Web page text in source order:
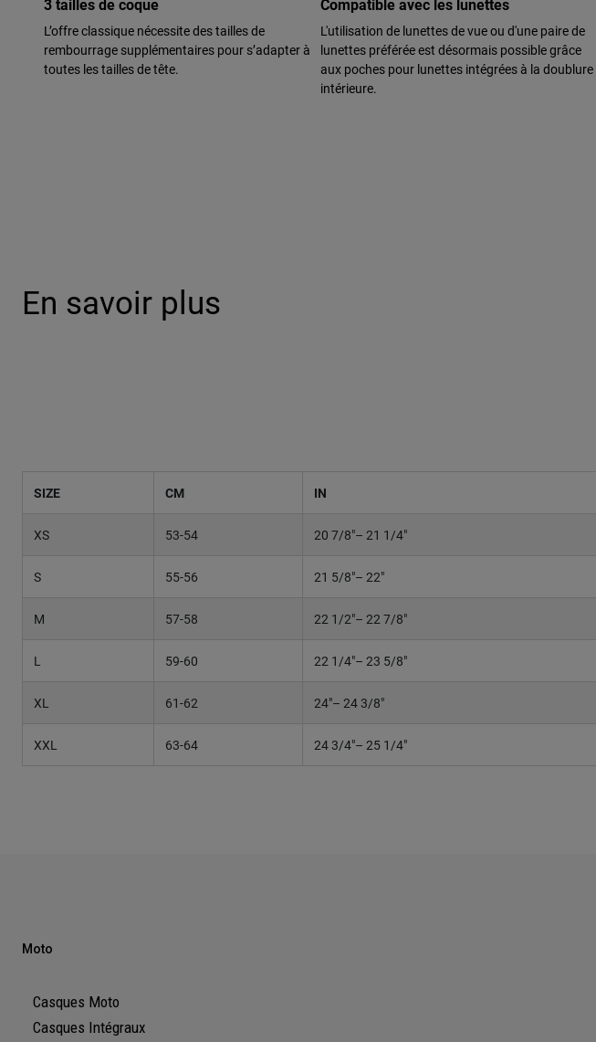
L’offre classique nécessite des tailles de
rembourrage supplémentaires pour s’adapter à
toutes les tailles de tête.
L'utilisation de lunettes de vue ou d'une paire de
lunettes préférée est désormais possible grâce
aux poches pour lunettes intégrées à la doublure
intérieure.
En savoir plus
SIZE CM IN
XS 53-54 20 7/8"– 21 1/4"
S 55-56 21 5/8"– 22"
M 57-58 22 1/2"– 22 7/8"
L 59-60 22 1/4"– 23 5/8"
XL 61-62 24"– 24 3/8"
XXL 63-64 24 3/4"– 25 1/4"
Moto
Casques Moto
Casques Intégraux